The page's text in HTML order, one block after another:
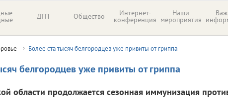
ДТП Общество Интернет-
конференция
Наши
мероприятия
Более ста тысяч белгородцев уже привиты от гриппа
белгородцев уже привиты от гриппа
области продолжается сезонная иммунизация